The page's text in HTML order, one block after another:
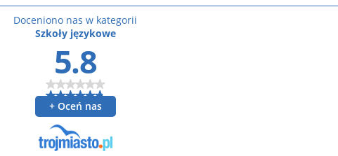
Doceniono nas w kategorii
Szkoły językowe
5.8
+ Oceń nas